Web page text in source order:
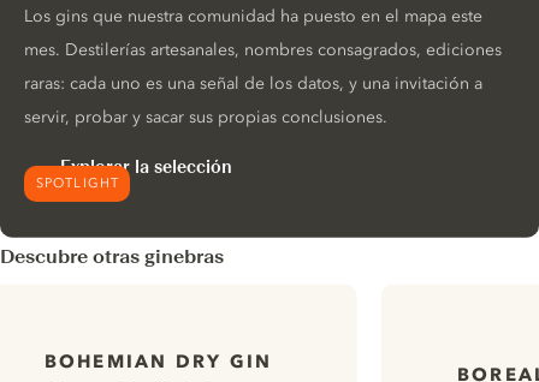
SPOTLIGHT
Los gins que nuestra comunidad ha puesto en el mapa este
mes. Destilerías artesanales, nombres consagrados, ediciones
raras: cada uno es una señal de los datos, y una invitación a
servir, probar y sacar sus propias conclusiones.
Explorar la selección
Descubre otras ginebras
BOHEMIAN DRY GIN